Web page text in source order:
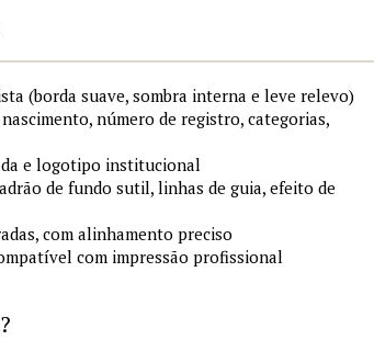
(borda suave, sombra interna e leve relevo)
número de registro, categorias,
e logotipo institucional
de fundo sutil, linhas de guia, efeito de
com alinhamento preciso
com impressão profissional